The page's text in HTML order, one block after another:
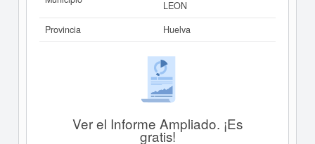
LEON
Provincia
Huelva
Ver el Informe Ampliado. ¡Es
gratis!